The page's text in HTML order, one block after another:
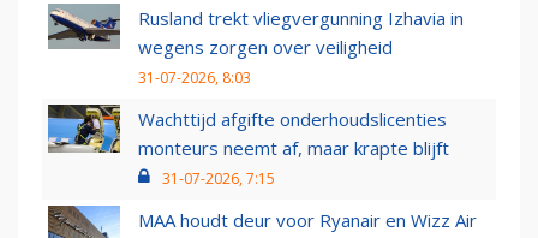
Rusland trekt vliegvergunning Izhavia in
wegens zorgen over veiligheid
31-07-2026, 8:03
Wachttijd afgifte onderhoudslicenties
monteurs neemt af, maar krapte blijft
31-07-2026, 7:15
MAA houdt deur voor Ryanair en Wizz Air